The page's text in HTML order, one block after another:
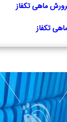
ماهی تکفاز
تکفاز